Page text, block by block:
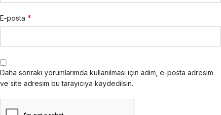
E-posta *
Daha sonraki yorumlarımda kullanılması için adım, e-posta adresim
ve site adresim bu tarayıcıya kaydedilsin.